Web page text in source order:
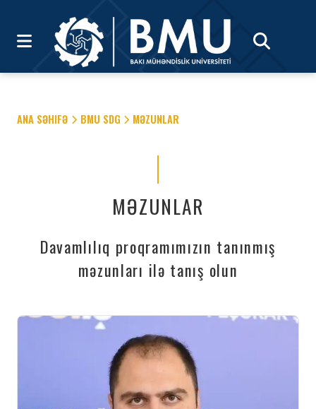
ANA SƏHIFƏ BMU SDG MƏZUNLAR
MƏZUNLAR
Davamlılıq proqramımızın tanınmış
məzunları ilə tanış olun